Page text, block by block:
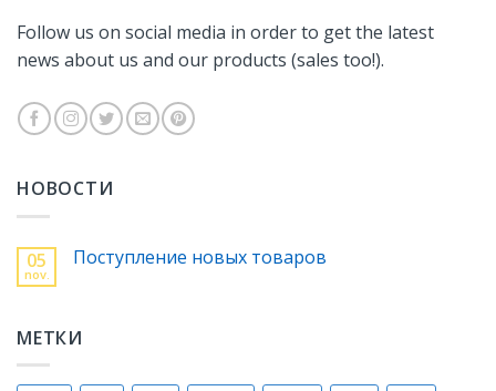
Follow us on social media in order to get the latest
news about us and our products (sales too!).
НОВОСТИ
05
nov.
Поступление новых товаров
МЕТКИ